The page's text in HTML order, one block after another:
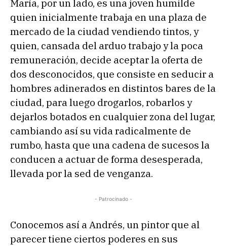
María, por un lado, es una joven humilde
quien inicialmente trabaja en una plaza de
mercado de la ciudad vendiendo tintos, y
quien, cansada del arduo trabajo y la poca
remuneración, decide aceptar la oferta de
dos desconocidos, que consiste en seducir a
hombres adinerados en distintos bares de la
ciudad, para luego drogarlos, robarlos y
dejarlos botados en cualquier zona del lugar,
cambiando así su vida radicalmente de
rumbo, hasta que una cadena de sucesos la
conducen a actuar de forma desesperada,
llevada por la sed de venganza.
- Patrocinado -
Conocemos así a Andrés, un pintor que al
parecer tiene ciertos poderes en sus